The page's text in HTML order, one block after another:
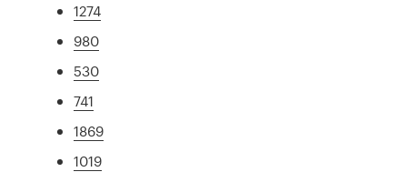
1274
980
530
741
1869
1019